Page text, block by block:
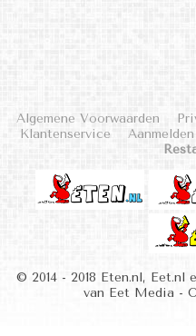
Algemene Voorwaarden
Klantenservice
Aanmelden
© 2014 - 2018 Eten.nl, Eet.nl
van Eet Media -